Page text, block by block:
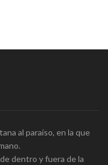
al paraíso, en la que
dentro y fuera de la